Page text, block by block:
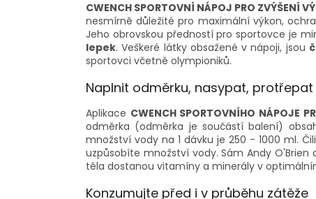
CWENCH SPORTOVNÍ NÁPOJ PRO ZVÝŠENÍ
nesmírně důležité pro maximální výkon,
Jeho obrovskou předností pro sportovce je
lepek. Veškeré látky obsažené v nápoji, jsou
sportovci včetně olympioniků.
Naplnit odměrku, nasypat,
Aplikace CWENCH SPORTOVNÍHO NÁPOJE
odměrka (odměrka je součástí balení)
množství vody na 1 dávku je 250 - 1000 ml.
uzpůsobíte množství vody. Sám Andy
těla dostanou vitamíny a minerály v
Konzumujte před i v průběhu zátěže